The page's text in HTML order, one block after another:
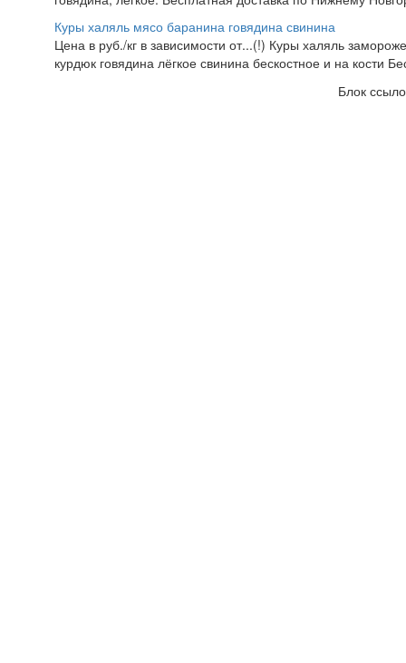
Куры халяль мясо баранина говядина свинина
Цена в руб./кг в зависимости от...(!) Куры халяль
курдюк говядина лёгкое свинина бескостное и на кости
Блок